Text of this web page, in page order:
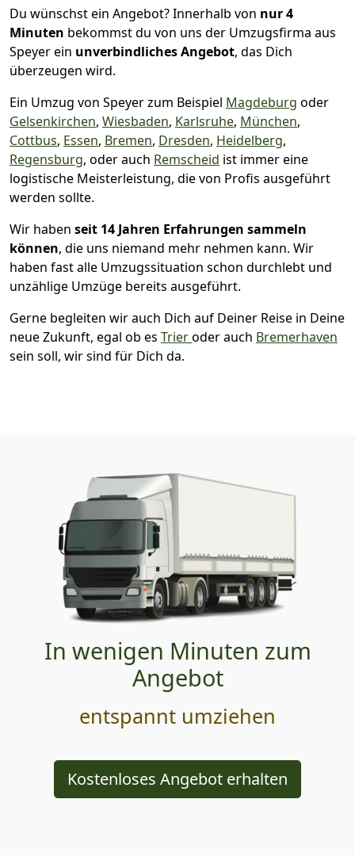
Du wünschst ein Angebot? Innerhalb von nur 4
Minuten bekommst du von uns der Umzugsfirma aus
Speyer ein unverbindliches Angebot, das Dich
überzeugen wird.
Ein Umzug von Speyer zum Beispiel Magdeburg oder
Gelsenkirchen, Wiesbaden, Karlsruhe, München,
Cottbus, Essen, Bremen, Dresden, Heidelberg,
Regensburg, oder auch Remscheid ist immer eine
logistische Meisterleistung, die von Profis ausgeführt
werden sollte.
Wir haben seit 14 Jahren Erfahrungen sammeln
können, die uns niemand mehr nehmen kann. Wir
haben fast alle Umzugssituation schon durchlebt und
unzählige Umzüge bereits ausgeführt.
Gerne begleiten wir auch Dich auf Deiner Reise in Deine
neue Zukunft, egal ob es Trieroder auch Bremer­haven
sein soll, wir sind für Dich da.
In wenigen Minuten zum
Angebot
entspannt umziehen
Kostenloses Angebot erhalten